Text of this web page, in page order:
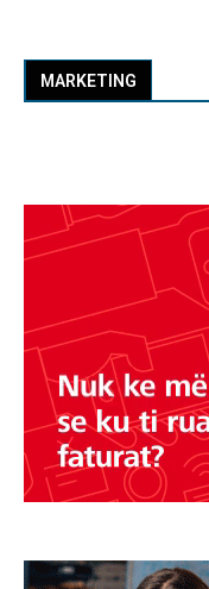
MARKETING